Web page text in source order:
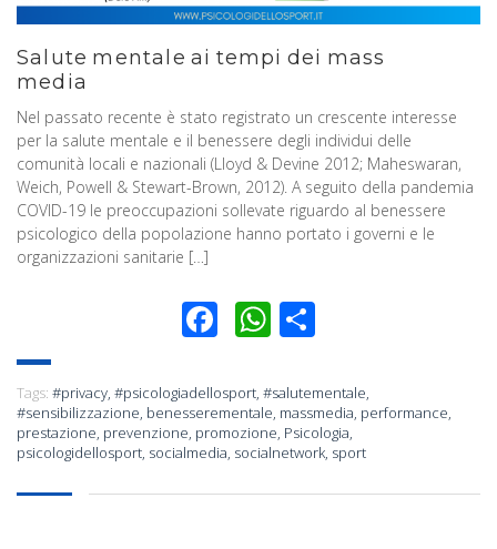
Salute mentale ai tempi dei mass
media
Nel passato recente è stato registrato un crescente interesse
per la salute mentale e il benessere degli individui delle
comunità locali e nazionali (Lloyd & Devine 2012; Maheswaran,
Weich, Powell & Stewart-Brown, 2012). A seguito della pandemia
COVID-19 le preoccupazioni sollevate riguardo al benessere
psicologico della popolazione hanno portato i governi e le
organizzazioni sanitarie […]
Facebook
WhatsApp
Tags: #privacy, #psicologiadellosport, #salutementale,
#sensibilizzazione, benesserementale, massmedia, performance,
prestazione, prevenzione, promozione, Psicologia,
psicologidellosport, socialmedia, socialnetwork, sport